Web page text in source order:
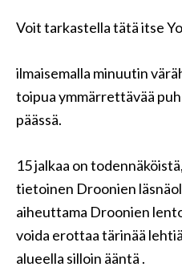
Voit tarkastella tätä itse
ilmaisemalla minuutin
toipua ymmärrettävää
päässä.
15 jalkaa on
tietoinen Droonien
aiheuttama Droonien
voida erottaa tärinää
alueella silloin ääntä .